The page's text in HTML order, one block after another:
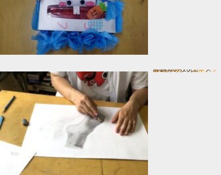
漫画の為の 人体デッサン
In 画力アップコース
2024年6月28日